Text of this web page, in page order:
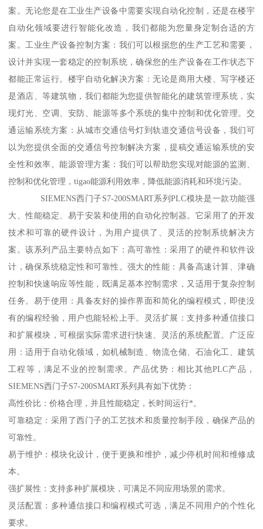
案。无论您是在工业生产设备中需要实现自动化控制，还是在楼宇
自动化领域要进行智能化改造，我们都能为您量身定制合适的方
案。工业生产设备控制方案：我们可以根据您的生产工艺和需要，
设计并实现一套稳定的控制系统，确保您的生产设备在工作状态下
都能正常运行。楼宇自动化解决方案：无论是商用大楼、写字楼还
是酒店、等建筑物，我们都能为您提供智能化的建筑管理系统，实
现灯光、空调、安防、能源等多个系统的集中控制和优化管理。交
通运输系统方案：从城市交通信号灯到轨道交通信号设备，我们可
以为您提供全面的交通信号控制解决方案，提稿交通运输系统的安
全性和效率。能源管理方案：我们可以帮助您实现对能源的监测、
控制和优化管理，tigao能源利用效率，降低能源消耗和环境污染。
SIEMENS西门子S7-200SMART系列PLC模块是一款功能强
大、性能稳定、易于安装和使用的自动化控制器。它采用了的开发
技术和可靠的硬件设计，为用户提供了、灵活的控制系统解决方
案。该系列产品主要特点如下：高可靠性：采用了的硬件和软件设
计，确保系统稳定性和可靠性。强大的性能：具备高速计算、津确
控制和快速响应等性能，既满足基本控制需求，又适用于复杂控制
任务。易于使用：具备友好的操作界面和简化的编程模式，即使没
有的编程经验，用户也能轻松上手。灵活扩展：支持多种通信接口
和扩展模块，可根据实际需求进行快速、灵活的系统配置。广泛应
用：适用于自动化领域，如机械制造、物流仓储、石油化工、建筑
工程等，满足不业的控制需求。产品优势：相比其他PLC产品，
SIEMENS西门子S7-200SMART系列具有如下优势：
高性价比：价格合理，并且性能稳定，长时间运行*。
可靠稳定：采用了西门子的工艺技术和质量控制手段，确保产品的
可靠性。
易于维护：模块化设计，便于更换和维护，减少停机时间和维修成
本。
强扩展性：支持多种扩展模块，可满足不同应用场景的需求。
灵活配置：多种通信接口和编程模式可选，满足不同用户的个性化
要求。